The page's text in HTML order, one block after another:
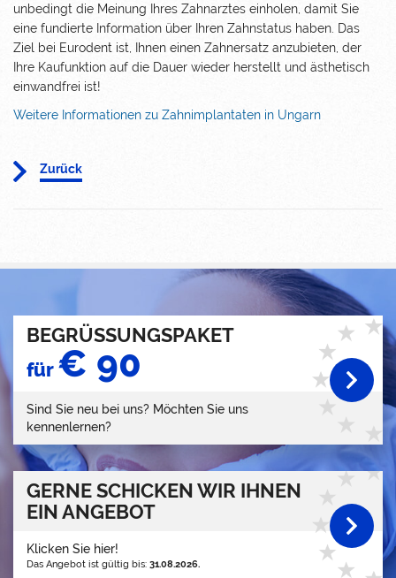
unbedingt die Meinung Ihres Zahnarztes einholen, damit Sie
eine fundierte Information über Ihren Zahnstatus haben. Das
Ziel bei Eurodent ist, Ihnen einen Zahnersatz anzubieten, der
Ihre Kaufunktion auf die Dauer wieder herstellt und ästhetisch
einwandfrei ist!
Weitere Informationen zu Zahnimplantaten in Ungarn
Zurück
BEGRÜSSUNGSPAKET
für€ 90
Sind Sie neu bei uns? Möchten Sie uns
kennenlernen?
GERNE SCHICKEN WIR IHNEN
EIN ANGEBOT
Klicken Sie hier!
Das Angebot ist gültig bis: 31.08.2026.